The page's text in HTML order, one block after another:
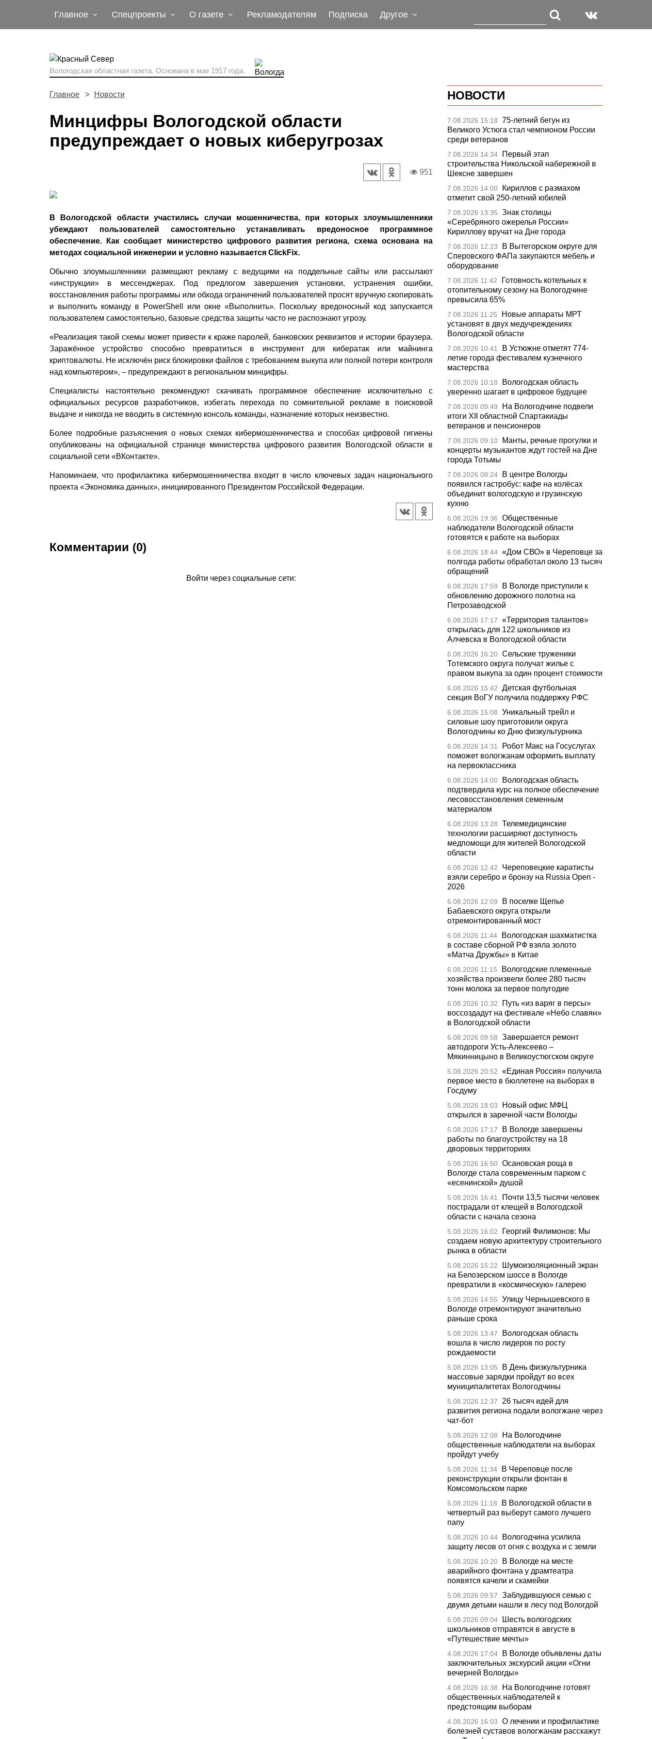
Главное Спецпроекты О газете Рекламодателям Подписка Другое
Вологодская областная газета. Основана в мае 1917 года.
Главное Новости
Минцифры Вологодской области
предупреждает о новых киберугрозах
951
В Вологодской области участились случаи мошенничества, при которых злоумышленники
убеждают пользователей самостоятельно устанавливать вредоносное программное
обеспечение. Как сообщает министерство цифрового развития региона, схема основана на
методах социальной инженерии и условно называется ClickFix.
Обычно злоумышленники размещают рекламу с ведущими на поддельные сайты или рассылают
«инструкции» в мессенджерах. Под предлогом завершения установки, устранения ошибки,
восстановления работы программы или обхода ограничений пользователей просят вручную скопировать
и выполнить команду в PowerShell или окне «Выполнить». Поскольку вредоносный код запускается
пользователем самостоятельно, базовые средства защиты часто не распознают угрозу.
«Реализация такой схемы может привести к краже паролей, банковских реквизитов и истории браузера.
Заражённое устройство способно превратиться в инструмент для кибератак или майнинга
криптовалюты. Не исключён риск блокировки файлов с требованием выкупа или полной потери контроля
над компьютером», – предупреждают в региональном минцифры.
Специалисты настоятельно рекомендуют скачивать программное обеспечение исключительно с
официальных ресурсов разработчиков, избегать перехода по сомнительной рекламе в поисковой
выдаче и никогда не вводить в системную консоль команды, назначение которых неизвестно.
Более подробные разъяснения о новых схемах кибермошенничества и способах цифровой гигиены
опубликованы на официальной странице министерства цифрового развития Вологодской области в
социальной сети «ВКонтакте».
Напоминаем, что профилактика кибермошенничества входит в число ключевых задач национального
проекта «Экономика данных», инициированного Президентом Российской Федерации.
Комментарии (0)
Войти через социальные сети:
НОВОСТИ
7.08.2026 15:18
75-летний бегун из
Великого Устюга стал чемпионом России
среди ветеранов
7.08.2026 14:34
Первый этап
строительства Никольской набережной в
Шексне завершен
7.08.2026 14:00
Кириллов с размахом
отметит свой 250-летний юбилей
7.08.2026 13:35
Знак столицы
«Серебряного ожерелья России»
Кириллову вручат на Дне города
7.08.2026 12:23
В Вытегорском округе для
Сперовского ФАПа закупаются мебель и
оборудование
7.08.2026 11:42
Готовность котельных к
отопительному сезону на Вологодчине
превысила 65%
7.08.2026 11:25
Новые аппараты МРТ
установят в двух медучреждениях
Вологодской области
7.08.2026 10:41
В Устюжне отметят 774-
летие города фестивалем кузнечного
мастерства
7.08.2026 10:18
Вологодская область
уверенно шагает в цифровое будущее
7.08.2026 09:49
На Вологодчине подвели
итоги XII областной Спартакиады
ветеранов и пенсионеров
7.08.2026 09:10
Манты, речные прогулки и
концерты музыкантов ждут гостей на Дне
города Тотьмы
7.08.2026 08:24
В центре Вологды
появился гастробус: кафе на колёсах
объединит вологодскую и грузинскую
кухню
6.08.2026 19:36
Общественные
наблюдатели Вологодской области
готовятся к работе на выборах
6.08.2026 18:44 «Дом СВО» в Череповце за
полгода работы обработал около 13 тысяч
обращений
6.08.2026 17:59
В Вологде приступили к
обновлению дорожного полотна на
Петрозаводской
6.08.2026 17:17
«Территория талантов»
открылась для 122 школьников из
Алчевска в Вологодской области
6.08.2026 16:20 Сельские труженики
Тотемского округа получат жилье с
правом выкупа за один процент стоимости
6.08.2026 15:42
Детская футбольная
секция ВоГУ получила поддержку РФС
6.08.2026 15:08
Уникальный трейл и
силовые шоу приготовили округа
Вологодчины ко Дню физкультурника
6.08.2026 14:31
Робот Макс на Госуслугах
поможет вологжанам оформить выплату
на первоклассника
6.08.2026 14:00
Вологодская область
подтвердила курс на полное обеспечение
лесовосстановления семенным
материалом
6.08.2026 13:28
Телемедицинские
технологии расширяют доступность
медпомощи для жителей Вологодской
области
6.08.2026 12:42
Череповецкие каратисты
взяли серебро и бронзу на Russia Open -
2026
6.08.2026 12:09
В поселке Щепье
Бабаевского округа открыли
отремонтированный мост
6.08.2026 11:44
Вологодская шахматистка
в составе сборной РФ взяла золото
«Матча Дружбы» в Китае
6.08.2026 11:15
Вологодские племенные
хозяйства произвели более 280 тысяч
тонн молока за первое полугодие
6.08.2026 10:32
Путь «из варяг в персы»
воссоздадут на фестивале «Небо славян»
в Вологодской области
6.08.2026 09:58
Завершается ремонт
автодороги Усть-Алексеево –
Мякинницыно в Великоустюгском округе
5.08.2026 20:52
«Единая Россия» получила
первое место в бюллетене на выборах в
Госдуму
5.08.2026 18:03
Новый офис МФЦ
открылся в заречной части Вологды
5.08.2026 17:17
В Вологде завершены
работы по благоустройству на 18
дворовых территориях
5.08.2026 16:50 Осановская роща в
Вологде стала современным парком с
«есенинской» душой
5.08.2026 16:41
Почти 13,5 тысячи человек
пострадали от клещей в Вологодской
области с начала сезона
5.08.2026 16:02
Георгий Филимонов: Мы
создаем новую архитектуру строительного
рынка в области
5.08.2026 15:22
Шумоизоляционный экран
на Белозерском шоссе в Вологде
превратили в «космическую» галерею
5.08.2026 14:55
Улицу Чернышевского в
Вологде отремонтируют значительно
раньше срока
5.08.2026 13:47
Вологодская область
вошла в число лидеров по росту
рождаемости
5.08.2026 13:05
В День физкультурника
массовые зарядки пройдут во всех
муниципалитетах Вологодчины
5.08.2026 12:37
26 тысяч идей для
развития региона подали вологжане через
чат-бот
5.08.2026 12:08
На Вологодчине
общественные наблюдатели на выборах
пройдут учебу
5.08.2026 11:34
В Череповце после
реконструкции открыли фонтан в
Комсомольском парке
5.08.2026 11:18
В Вологодской области в
четвертый раз выберут самого лучшего
папу
5.08.2026 10:44
Вологодчина усилила
защиту лесов от огня с воздуха и с земли
5.08.2026 10:20
В Вологде на месте
аварийного фонтана у драмтеатра
появятся качели и скамейки
5.08.2026 09:57
Заблудившуюся семью с
двумя детьми нашли в лесу под Вологдой
5.08.2026 09:04
Шесть вологодских
школьников отправятся в августе в
«Путешествие мечты»
4.08.2026 17:04
В Вологде объявлены даты
заключительных экскурсий акции «Огни
вечерней Вологды»
4.08.2026 16:38
На Вологодчине готовят
общественных наблюдателей к
предстоящим выборам
4.08.2026 16:03
О лечении и профилактике
болезней суставов вологжанам расскажут